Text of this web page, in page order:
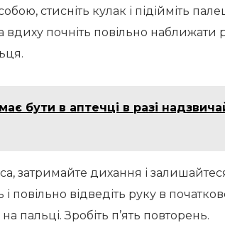
стисніть кулак і підійміть
вдиху почніть повільно наближати
бути в аптечці в разі
затримайте дихання і
повільно відведіть руку в
пальці. Зробіть п’ять повторень.